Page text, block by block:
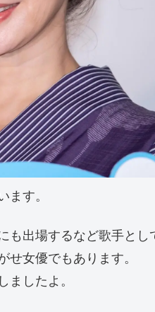
ます。
も出場するなど歌手と
女優でもあります。
ましたよ。